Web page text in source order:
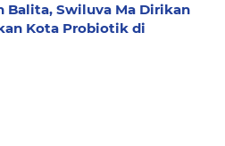
Balita, Swiluva Ma Dirikan
Kota Probiotik di